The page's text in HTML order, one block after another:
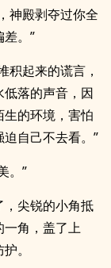
神殿剥夺过你全
。”
积起来的谎言，
落的声音，因
的环境，害怕
自己不去看。”
。”
，尖锐的小角抵
一角，盖了上
。